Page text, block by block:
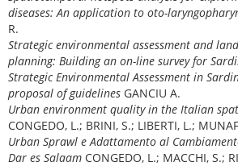
diseases: An application to oto-
R.
Strategic environmental assessment and
planning: Building an on-line survey for
Strategic Environmental Assessment in
proposal of guidelines GANCIU A.
Urban environment quality in the Italian
CONGEDO, L.; BRINI, S.; LIBERTI, L.;
Urban Sprawl e Adattamento al
Dar es Salaam CONGEDO, L.; MACCHI, S.;